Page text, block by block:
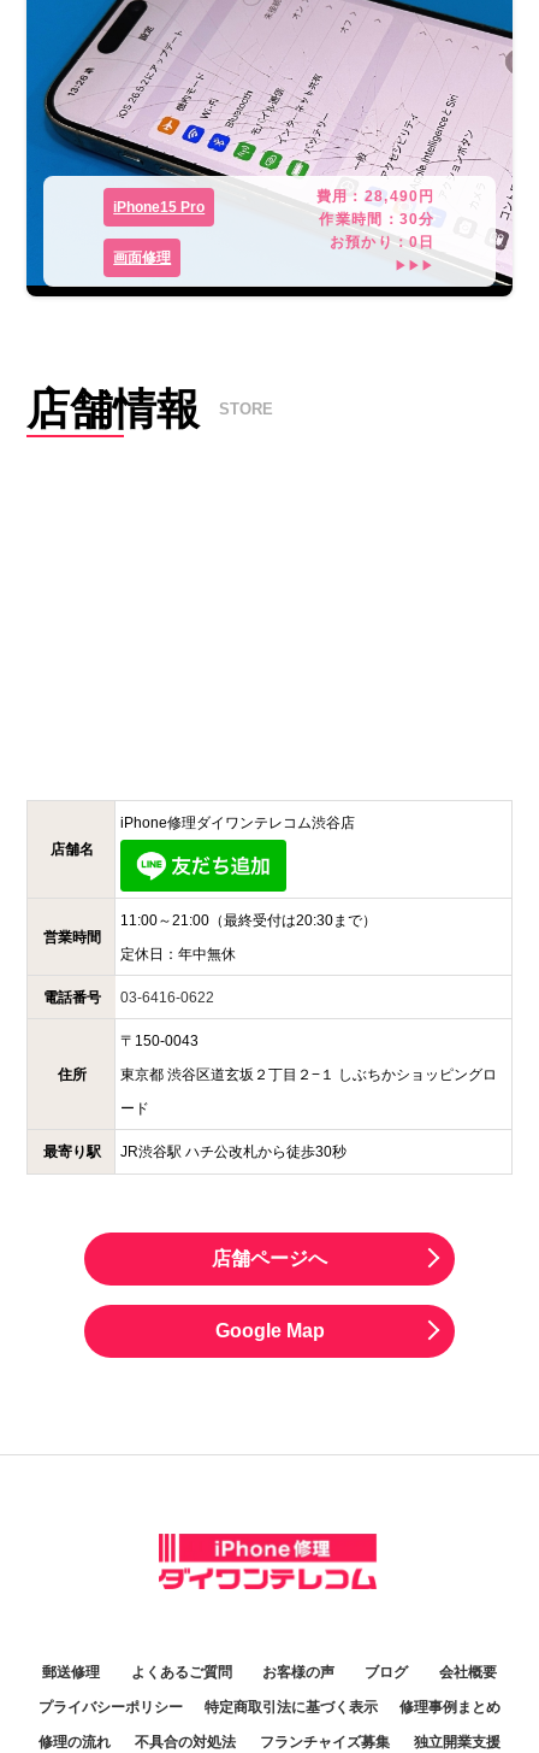
iPhone15 Pro
画面修理
費用： 28,490 円
作業時間： 30分
お預かり：0日
▶▶▶
店舗情報 STORE
店舗名
iPhone修理ダイワンテレコム渋谷店
営業時間
11:00～21:00（最終受付は20:30まで）
定休日： 年中無休
電話番号 03-6416-0622
住所
〒 150-0043
東京都 渋谷区道玄坂２丁目２−１
しぶちかショッピングロ
ード
最寄り駅 JR渋谷駅 ハチ公改札から徒歩30秒
店舗ページへ
Google Map
郵送修理 よくあるご質問 お客様の声 ブログ 会社概要
プライバシーポリシー 特定商取引法に基づく表示 修理事例まとめ
修理の流れ 不具合の対処法 フランチャイズ募集 独立開業支援